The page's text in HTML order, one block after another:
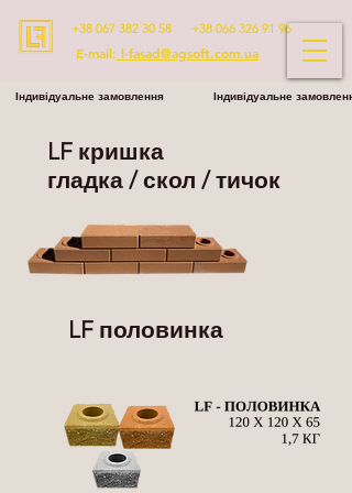
+38 067 382 30 58 +38 066 326 91 96
E-mail: l-fasad@agsoft.com.ua
Індивідуальне замовлення Індивідуальне
LF кришка
гладка / скол / тичок
LF половинка